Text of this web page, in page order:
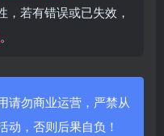
，若有错误或已失效，
。
请勿商业运营，严禁从
动，否则后果自负！